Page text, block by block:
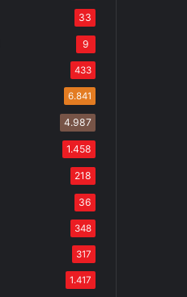
33
9
433
6.841
4.987
1.458
218
36
348
317
1.417